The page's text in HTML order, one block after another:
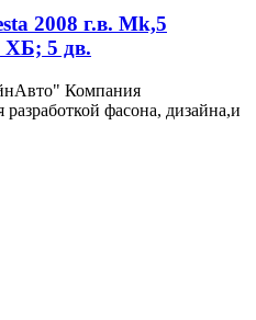
2008 г.в. Mk,5
ХБ; 5 дв.
Компания
фасона, дизайна,и